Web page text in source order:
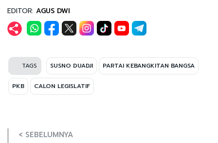
EDITOR: AGUS DWI
TAGS SUSNO DUADJI PARTAI KEBANGKITAN BANGSA
PKB CALON LEGISLATIF
< SEBELUMNYA